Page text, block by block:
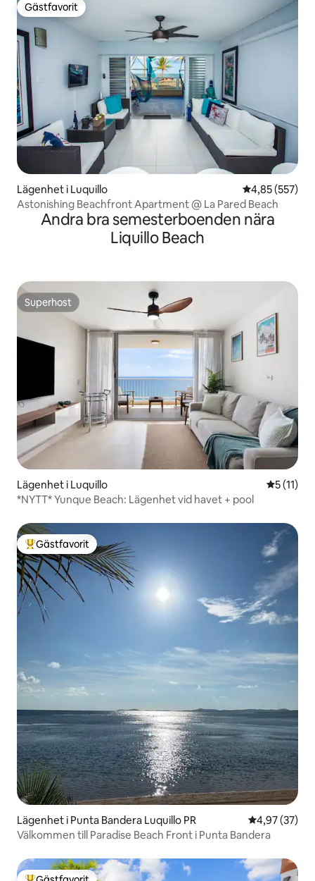
Gästfavorit
Gästfavorit
Lägenhet i Luquillo 4,85 av 5 i
4,85 (557)
Astonishing Beachfront Apartment @ La Pared Beach
Andra bra semesterboenden nära
Liquillo Beach
Superhost
Superhost
Lägenhet i Luquillo 5 av 5 i
5 (11)
*NYTT* Yunque Beach: Lägenhet vid havet + pool
Populär gästfavorit
Gästfavorit
Lägenhet i Punta Bandera Luquillo PR 4,97 av 5 i
4,97 (37)
Välkommen till Paradise Beach Front i Punta Bandera